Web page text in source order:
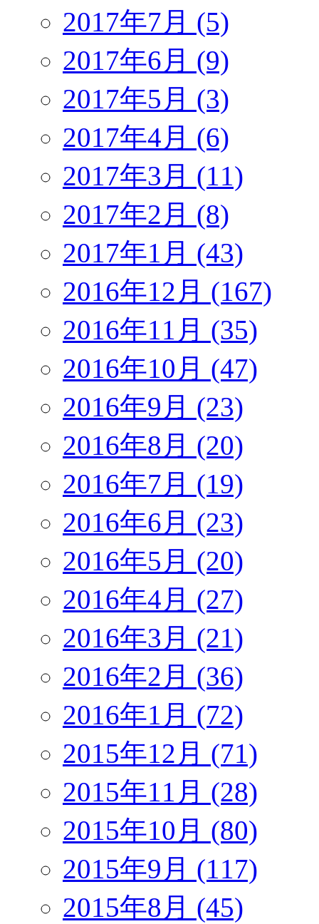
2017年7月 (5)
2017年6月 (9)
2017年5月 (3)
2017年4月 (6)
2017年3月 (11)
2017年2月 (8)
2017年1月 (43)
2016年12月 (167)
2016年11月 (35)
2016年10月 (47)
2016年9月 (23)
2016年8月 (20)
2016年7月 (19)
2016年6月 (23)
2016年5月 (20)
2016年4月 (27)
2016年3月 (21)
2016年2月 (36)
2016年1月 (72)
2015年12月 (71)
2015年11月 (28)
2015年10月 (80)
2015年9月 (117)
2015年8月 (45)